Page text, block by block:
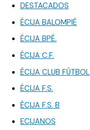
DESTACADOS
ÉCIJA BALOMPIÉ
ÉCIJA BPÉ.
ÉCIJA C.F.
ÉCIJA CLUB FÚTBOL
ÉCIJA F.S.
ÉCIJA F.S. B
ECIJANOS